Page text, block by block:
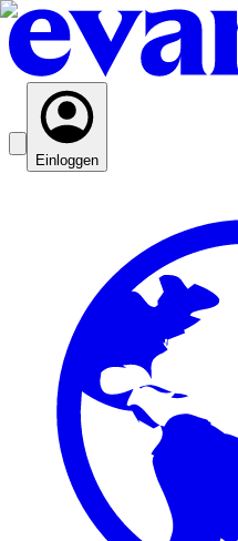
Einloggen